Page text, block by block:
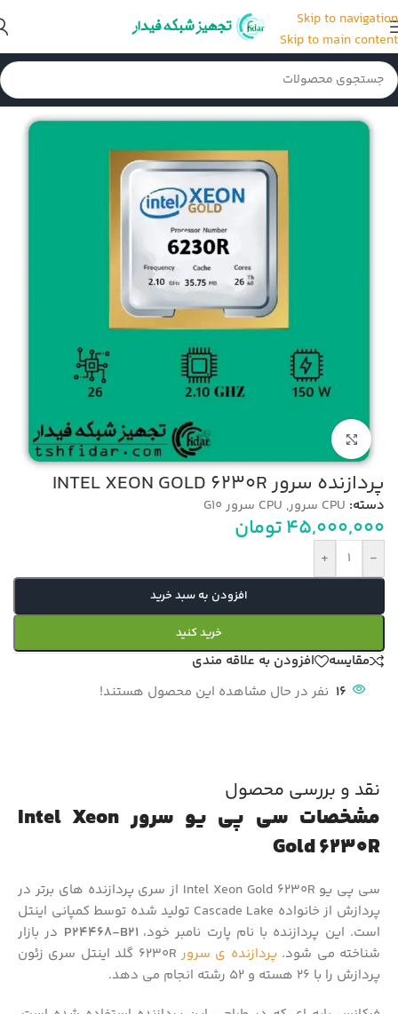
Skip to navigation
Skip to main content
خانه/CPU سرور /CPU سرور G10
بزرگنمایی تصویر
پردازنده سرور INTEL XEON GOLD 6230R
دسته: CPU سرور , CPU سرور G10
45,000,000تومان
-
+
افزودن به سبد خرید
خرید کنید
مقایسه
افزودن به علاقه مندی
16 نفر در حال مشاهده این محصول هستند!
نقد و بررسی محصول
مشخصات سی پی یو سرور Intel Xeon
Gold 6230R
سی پی یو Intel Xeon Gold 6230R از سری پردازنده های برتر در
پردازش از خانواده Cascade Lake تولید شده توسط کمپانی اینتل
است. این پردازنده با نام پارت نامبر خود، P24468-B21 در بازار
شناخته می شود. پردازنده ی سرور
6230R گلد اینتل سری زئون
پردازش را با 26 هسته و 52 رشته انجام می دهد.